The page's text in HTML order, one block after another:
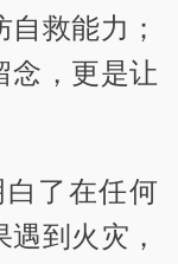
救能力；
念，更是让
白了在任何
到火灾，